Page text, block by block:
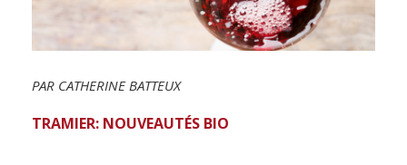
PAR CATHERINE BATTEUX
TRAMIER: NOUVEAUTÉS BIO